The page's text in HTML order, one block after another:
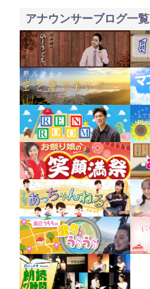
アナウンサーブログ一覧